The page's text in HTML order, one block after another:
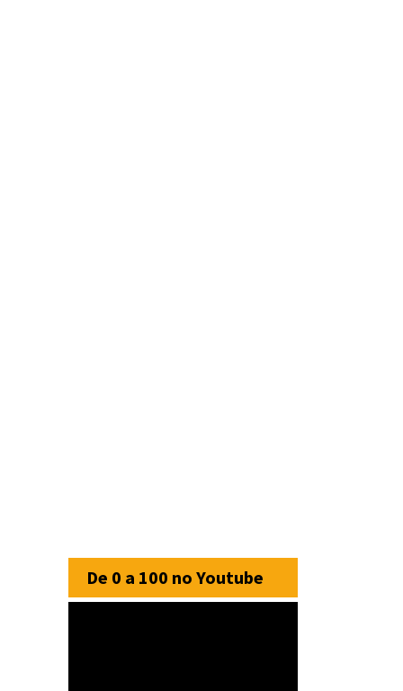
De 0 a 100 no Youtube